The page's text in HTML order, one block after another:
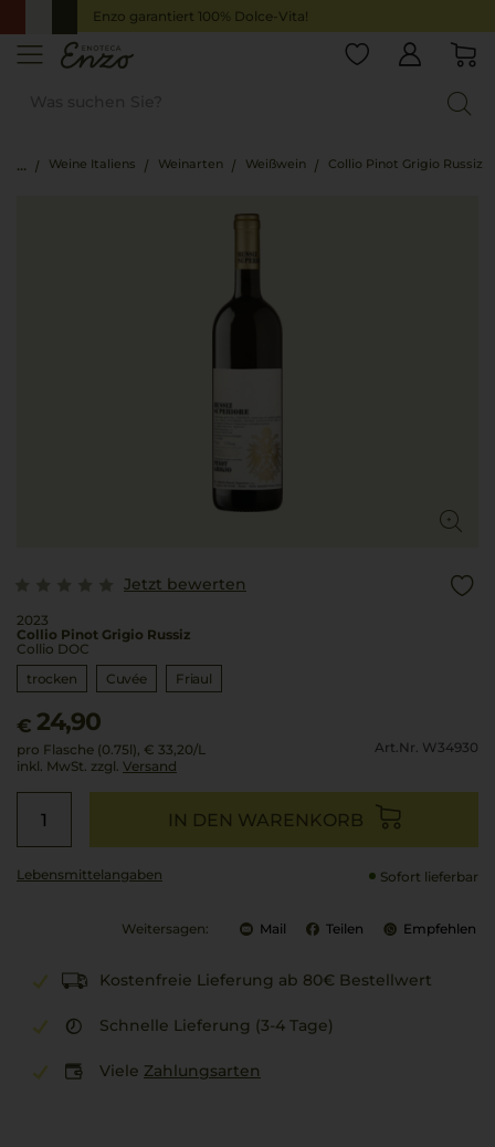
Enzo garantiert 100% Dolce-Vita!
Weine Italiens Weinarten Weißwein Collio Pinot Grigio Russiz
Jetzt bewerten
2023
Collio Pinot Grigio Russiz
Collio DOC
trocken
Cuvée Friaul
€ 24,90
pro Flasche (0.75l), € 33,20/L
inkl. MwSt. zzgl. Versand
Art.Nr. W34930
IN DEN WARENKORB
Lebensmittel­angaben Sofort lieferbar
Weitersagen: Mail Teilen Empfehlen
Kostenfreie Lieferung ab 80€ Bestellwert
Schnelle Lieferung (3-4 Tage)
Viele Zahlungsarten